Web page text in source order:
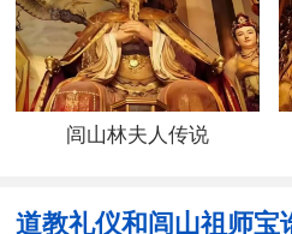
闾山林夫人传说
道教礼仪和闾山祖师宝